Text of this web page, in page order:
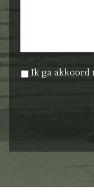
Privacyverklaring
Ik ga akkoord